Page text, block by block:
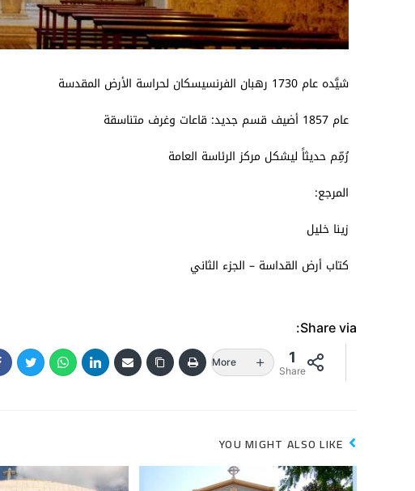
شيَّده عام 1730 رهبان الفرنسيسكان لحراسة الأرض المقدسة
عام 1857 أضيف قسم جديد: قاعات وغرف متناسقة
رُمِّم حديثاً ليشكل مركز الرئاسة العامة
المرجع:
زينا خليل
كتاب أرض القداسة – الجزء الثاني
Share via:
1
Share
More
YOU MIGHT ALSO LIKE